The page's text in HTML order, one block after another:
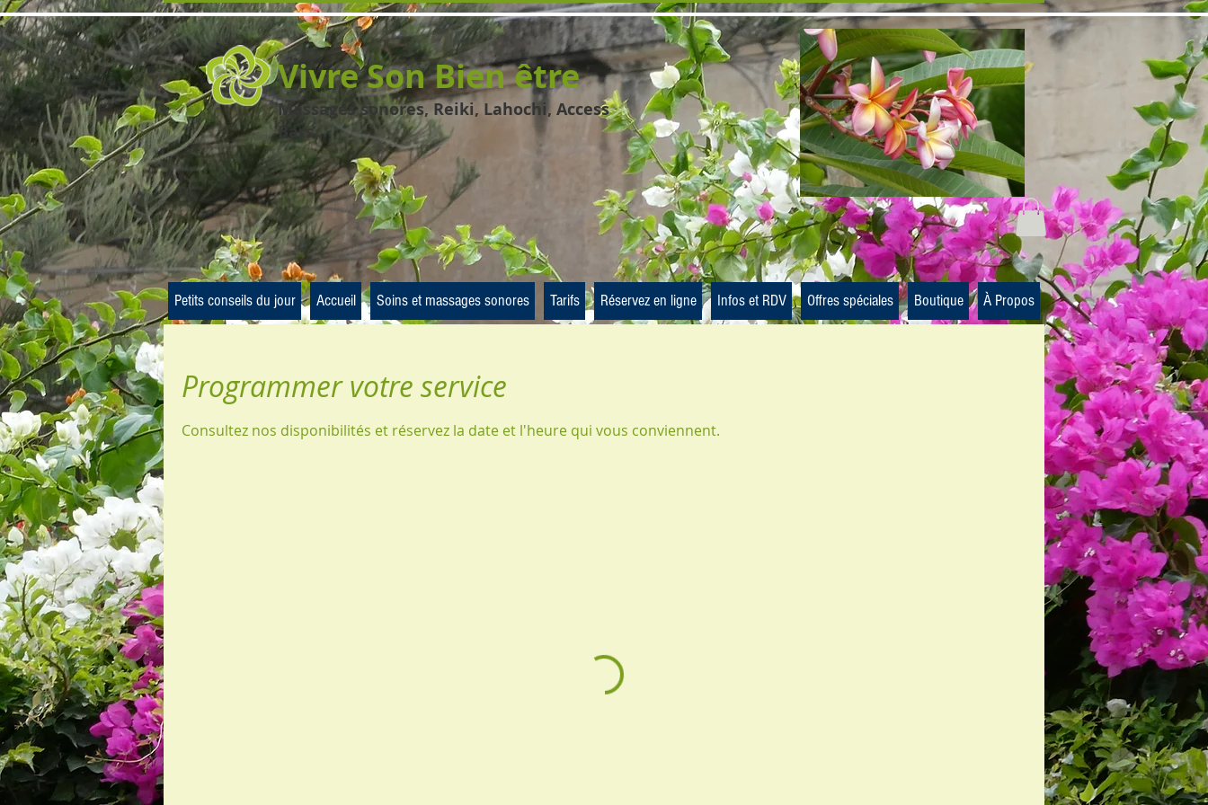
Vivre Son Bien être
Massages sonores, Reiki, Lahochi, Access
Bars...
Petits conseils du jour Accueil Soins et massages sonores Tarifs Réservez en ligne Infos et RDV Offres spéciales Boutique À Propos
Programmer votre service
Consultez nos disponibilités et réservez la date et l'heure qui vous conviennent.